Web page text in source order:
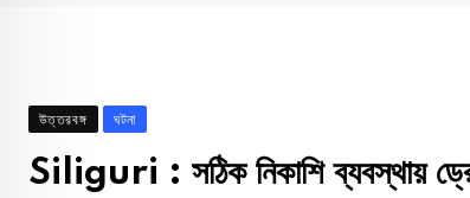
উত্তরবঙ্গ ঘটনা
Siliguri : সঠিক নিকাশি ব্যবস্থায়